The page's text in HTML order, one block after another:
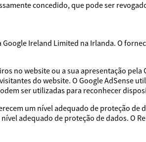
concedido, que pode ser
Ireland Limited na Irlanda. O
no website ou a sua apresentação
do website. O Google AdSense
ser utilizadas para reconhecer
um nível adequado de proteção de
adequado de proteção de dados. O